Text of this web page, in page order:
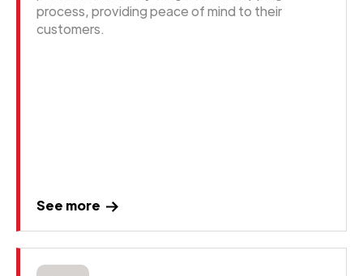
process, providing peace of mind to their
customers.
See more